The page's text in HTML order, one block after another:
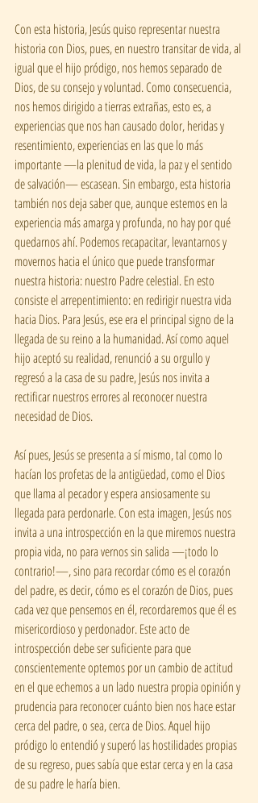
Con esta historia, Jesús quiso representar nuestra
historia con Dios, pues, en nuestro transitar de vida, al
igual que el hijo pródigo, nos hemos separado de
Dios, de su consejo y voluntad. Como consecuencia,
nos hemos dirigido a tierras extrañas, esto es, a
experiencias que nos han causado dolor, heridas y
resentimiento, experiencias en las que lo más
importante —la plenitud de vida, la paz y el sentido
de salvación— escasean. Sin embargo, esta historia
también nos deja saber que, aunque estemos en la
experiencia más amarga y profunda, no hay por qué
quedarnos ahí. Podemos recapacitar, levantarnos y
movernos hacia el único que puede transformar
nuestra historia: nuestro Padre celestial. En esto
consiste el arrepentimiento: en redirigir nuestra vida
hacia Dios. Para Jesús, ese era el principal signo de la
llegada de su reino a la humanidad. Así como aquel
hijo aceptó su realidad, renunció a su orgullo y
regresó a la casa de su padre, Jesús nos invita a
rectificar nuestros errores al reconocer nuestra
necesidad de Dios.
Así pues, Jesús se presenta a sí mismo, tal como lo
hacían los profetas de la antigüedad, como el Dios
que llama al pecador y espera ansiosamente su
llegada para perdonarle. Con esta imagen, Jesús nos
invita a una introspección en la que miremos nuestra
propia vida, no para vernos sin salida —¡todo lo
contrario!—, sino para recordar cómo es el corazón
del padre, es decir, cómo es el corazón de Dios, pues
cada vez que pensemos en él, recordaremos que él es
misericordioso y perdonador. Este acto de
introspección debe ser suficiente para que
conscientemente optemos por un cambio de actitud
en el que echemos a un lado nuestra propia opinión y
prudencia para reconocer cuánto bien nos hace estar
cerca del padre, o sea, cerca de Dios. Aquel hijo
pródigo lo entendió y superó las hostilidades propias
de su regreso, pues sabía que estar cerca y en la casa
de su padre le haría bien.